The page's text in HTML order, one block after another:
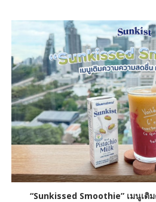
“Sunkissed Smoothie” เมนูเติ